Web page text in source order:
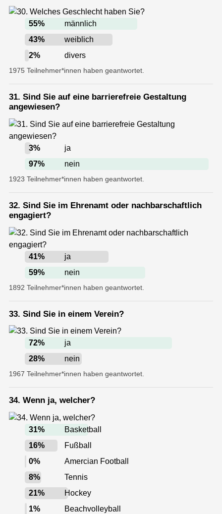
55%
männlich
43%
weiblich
2% divers
1975 Teilnehmer*innen haben geantwortet.
31. Sind Sie auf eine barrierefreie Gestaltung
angewiesen?
3%
ja
97% nein
1923 Teilnehmer*innen haben geantwortet.
32. Sind Sie im Ehrenamt oder nachbarschaftlich
engagiert?
41%
ja
59% nein
1892 Teilnehmer*innen haben geantwortet.
33. Sind Sie in einem Verein?
72%
ja
28% nein
1967 Teilnehmer*innen haben geantwortet.
34. Wenn ja, welcher?
31%
Basketball
16%
Fußball
0%
Amercian Football
8%
Tennis
21%
Hockey
1%
Beachvolleyball